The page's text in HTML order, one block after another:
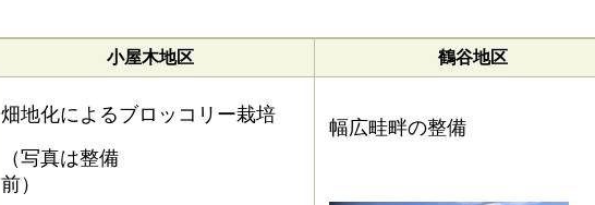
小屋木地区 鶴谷地区
畑地化によるブロッコリー栽培
（写真は整備
前）
幅広畦畔の整備